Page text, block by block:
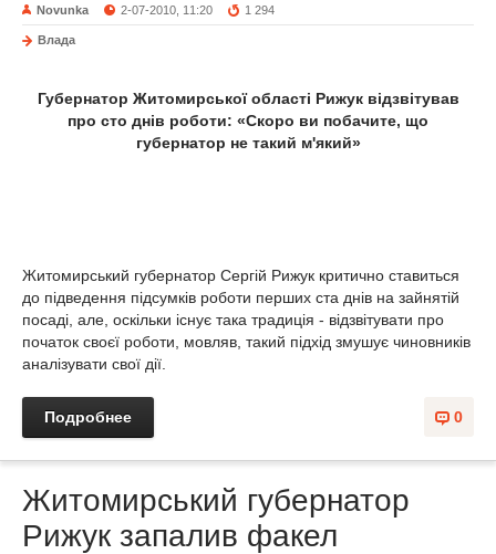
Novunka 2-07-2010, 11:20 1 294
Влада
Губернатор Житомирської області Рижук відзвітував
про сто днів роботи: «Скоро ви побачите, що
губернатор не такий м'який»
Житомирський губернатор Сергій Рижук критично ставиться
до підведення підсумків роботи перших ста днів на зайнятій
посаді, але, оскільки існує така традиція - відзвітувати про
початок своєї роботи, мовляв, такий підхід змушує чиновників
аналізувати свої дії.
0
Подробнее
Житомирський губернатор
Рижук запалив факел